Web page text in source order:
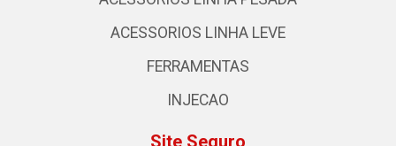
ACESSORIOS LINHA LEVE
FERRAMENTAS
INJECAO